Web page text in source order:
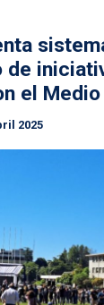
de
el Medio
2025